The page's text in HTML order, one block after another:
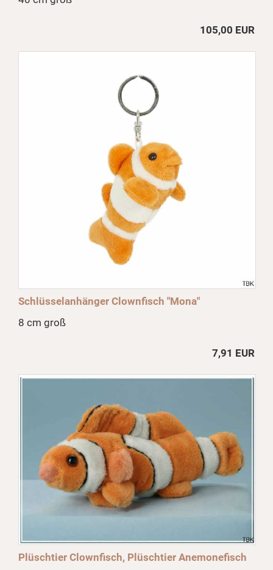
105,00 EUR
Schlüsselanhänger Clownfisch "Mona"
8 cm groß
7,91 EUR
Plüschtier Clownfisch, Plüschtier Anemonefisch